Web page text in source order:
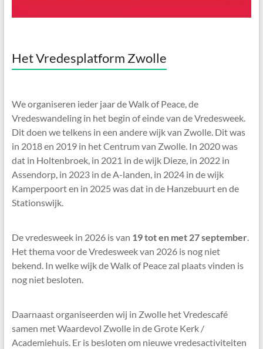
Het Vredesplatform Zwolle
We organiseren ieder jaar de Walk of Peace, de
Vredeswandeling in het begin of einde van de Vredesweek.
Dit doen we telkens in een andere wijk van Zwolle. Dit was
in 2018 en 2019 in het Centrum van Zwolle. In 2020 was
dat in Holtenbroek, in 2021 in de wijk Dieze, in 2022 in
Assendorp, in 2023 in de A-landen, in 2024 in de wijk
Kamperpoort en in 2025 was dat in de Hanzebuurt en de
Stationswijk.
De vredesweek in 2026 is van 19 tot en met 27 september.
Het thema voor de Vredesweek van 2026 is nog niet
bekend. In welke wijk de Walk of Peace zal plaats vinden is
nog niet besloten.
Daarnaast organiseerden wij in Zwolle het Vredescafé
samen met Waardevol Zwolle in de Grote Kerk /
Academiehuis. Er is besloten om nieuwe vredesactiviteiten